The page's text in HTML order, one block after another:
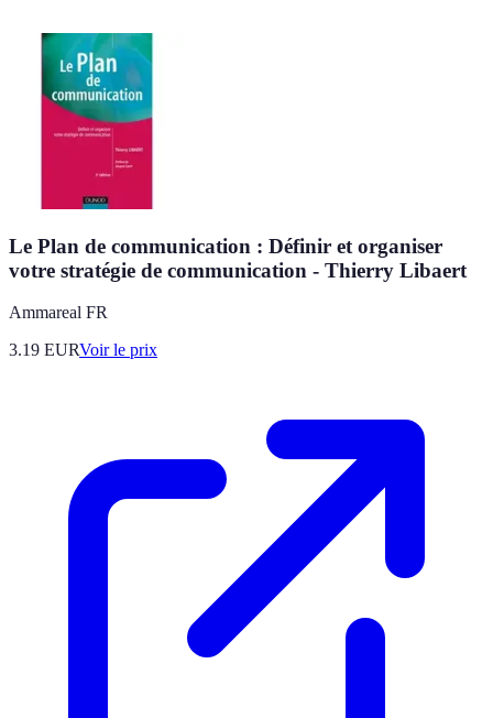
Le Plan de communication : Définir et organiser
votre stratégie de communication - Thierry Libaert
Ammareal FR
3.19 EURVoir le prix